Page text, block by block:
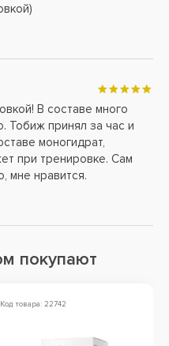
В составе много
Тобиж принял за час и
моногидрат,
при тренировке. Сам
мне нравится.
покупают
Код товара: 22742